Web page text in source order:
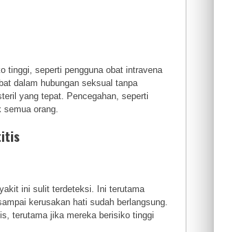
tinggi, seperti pengguna obat intravena
dalam hubungan seksual tanpa
yang tepat. Pencegahan, seperti
semua orang.
ini sulit terdeteksi. Ini terutama
kerusakan hati sudah berlangsung.
terutama jika mereka berisiko tinggi